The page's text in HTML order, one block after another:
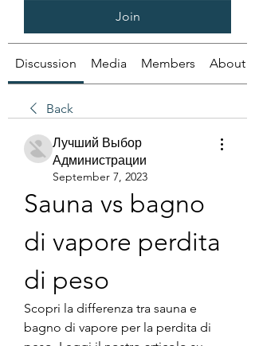
Join
Discussion Media Members About
Back
Лучший Выбор
Администрации
September 7, 2023
Sauna vs bagno
di vapore perdita
di peso
Scopri la differenza tra sauna e
bagno di vapore per la perdita di